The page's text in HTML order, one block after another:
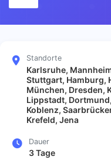
Standorte
Karlsruhe,
Stuttgart, Hamburg,
München, Dresden,
Lippstadt,
Koblenz,
Krefeld, Jena
Dauer
3 Tage